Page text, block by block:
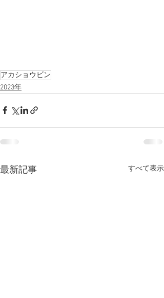
アカショウビン
2023年
最新記事 すべて表示